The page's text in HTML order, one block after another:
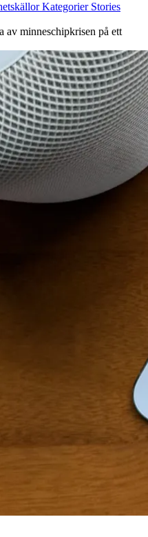
Kategorier Stories
av minneschipkrisen på ett